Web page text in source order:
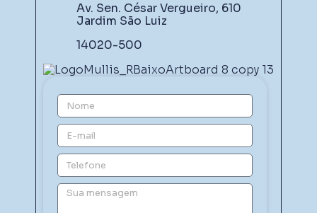
Av. Sen. César Vergueiro, 610
Jardim São Luiz
14020-500